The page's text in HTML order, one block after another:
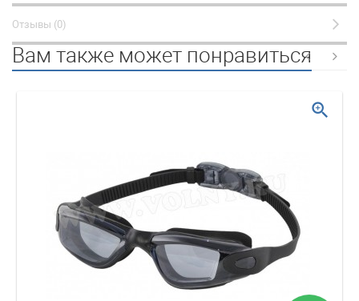
Отзывы (0)
Вам также может понравиться
zoom_in